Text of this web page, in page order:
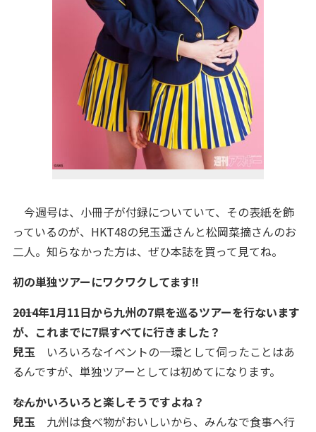
今週号は、小冊子が付録についていて、その表紙を飾
っているのが、HKT48の兒玉遥さんと松岡菜摘さんのお
二人。知らなかった方は、ぜひ本誌を買って見てね。
初の単独ツアーにワクワクしてます!!
――2014年1月11日から九州の7県を巡るツアーを行ないます
が、これまでに7県すべてに行きました？
兒玉 いろいろなイベントの一環として伺ったことはあ
るんですが、単独ツアーとしては初めてになります。
――なんかいろいろと楽しそうですよね？
兒玉九州は食べ物がおいしいから、みんなで食事へ行